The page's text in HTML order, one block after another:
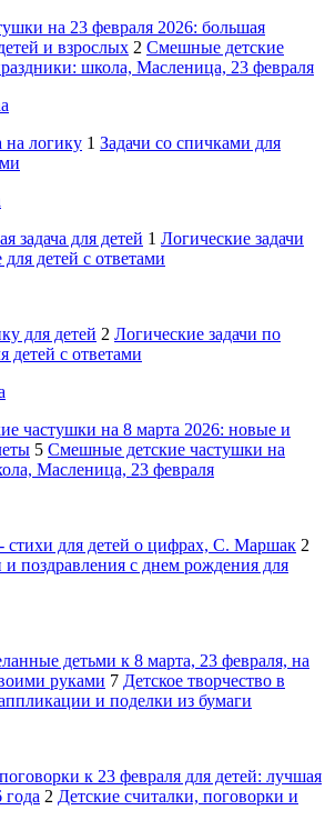
на 23 февраля 2026: большая
и взрослых 2 Смешные детские
школа, Масленица, 23 февраля
на логику 1 Задачи со спичками для
задача для детей 1 Логические задачи
детей с ответами
для детей 2 Логические задачи по
детей с ответами
частушки на 8 марта 2026: новые и
5 Смешные детские частушки на
Масленица, 23 февраля
стихи для детей о цифрах, С. Маршак 2
и поздравления с днем рождения для
детьми к 8 марта, 23 февраля, на
руками 7 Детское творчество в
и поделки из бумаги
к 23 февраля для детей: лучшая
года 2 Детские считалки, поговорки и